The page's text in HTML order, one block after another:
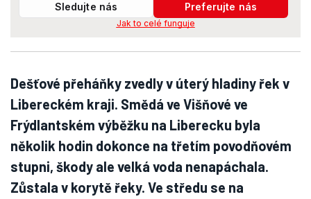
Sledujte nás
Preferujte nás
Jak to celé funguje
Dešťové přeháňky zvedly v úterý hladiny řek v
Libereckém kraji. Smědá ve Višňové ve
Frýdlantském výběžku na Liberecku byla
několik hodin dokonce na třetím povodňovém
stupni, škody ale velká voda nenapáchala.
Zůstala v korytě řeky. Ve středu se na